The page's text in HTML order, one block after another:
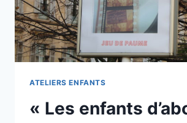
ATELIERS ENFANTS
« Les enfants